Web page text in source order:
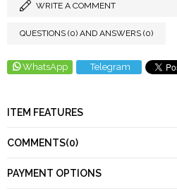
WRITE A COMMENT
QUESTIONS (0) AND ANSWERS (0)
WhatsApp Telegram
ITEM FEATURES
COMMENTS(0)
PAYMENT OPTIONS